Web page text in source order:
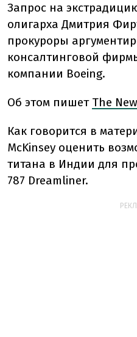
Запрос на
олигарха Дмитрия
прокуроры
консалтинговой
компании Boeing.
Об этом пишет The
Как говорится в
McKinsey оценить
титана в Индии для
787 Dreamliner.